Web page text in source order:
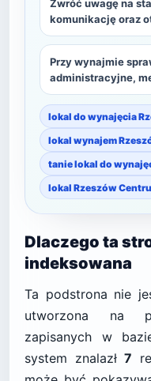
Zwróć uwagę na
komunikację oraz
Przy wynajmie
administracyjne,
lokal do wynajęcia
lokal wynajem
tanie lokal do
lokal Rzeszów
Dlaczego ta
indeksowana
Ta podstrona nie
utworzona na
zapisanych w
system znalazł 7